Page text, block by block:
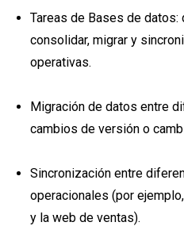
Tareas de Bases de
consolidar, migrar y
operativas.
Migración de datos entre
cambios de versión o
Sincronización entre
operacionales (por
y la web de ventas).